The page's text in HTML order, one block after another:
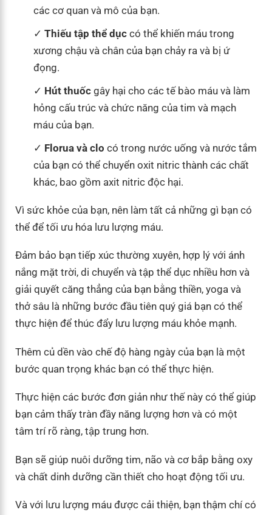
các cơ quan và mô của bạn.
Thiếu tập thể dục có thể khiến máu trong
xương chậu và chân của bạn chảy ra và bị ứ
đọng.
Hút thuốc gây hại cho các tế bào máu và làm
hỏng cấu trúc và chức năng của tim và mạch
máu của bạn.
Florua và clo có trong nước uống và nước tắm
của bạn có thể chuyển oxit nitric thành các chất
khác, bao gồm axit nitric độc hại.
Vì sức khỏe của bạn, nên làm tất cả những gì bạn có
thể để tối ưu hóa lưu lượng máu.
Đảm bảo bạn tiếp xúc thường xuyên, hợp lý với ánh
nắng mặt trời, di chuyển và tập thể dục nhiều hơn và
giải quyết căng thẳng của bạn bằng thiền, yoga và
thở sâu là những bước đầu tiên quý giá bạn có thể
thực hiện để thúc đẩy lưu lượng máu khỏe mạnh.
Thêm củ dền vào chế độ hàng ngày của bạn là một
bước quan trọng khác bạn có thể thực hiện.
Thực hiện các bước đơn giản như thế này có thể giúp
bạn cảm thấy tràn đầy năng lượng hơn và có một
tâm trí rõ ràng, tập trung hơn.
Bạn sẽ giúp nuôi dưỡng tim, não và cơ bắp bằng oxy
và chất dinh dưỡng cần thiết cho hoạt động tối ưu.
Và với lưu lượng máu được cải thiện, bạn thậm chí có